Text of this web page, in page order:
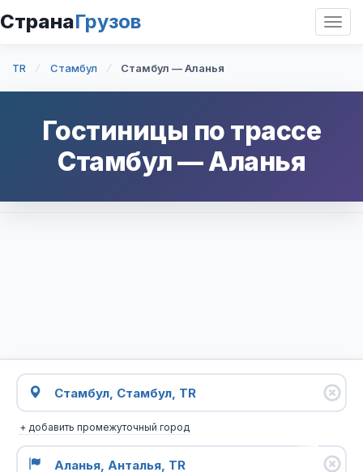
СтранаГрузов
TR Стамбул Стамбул — Аланья
Гостиницы по трассе
Стамбул—Аланья
+ добавить промежуточный город